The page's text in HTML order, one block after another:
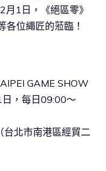
1日，《絕區零》
位繩匠的蒞臨！
GAME SHOW
，每日09:00～
北市南港區經貿二